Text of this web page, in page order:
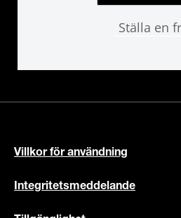
Ställa en
Villkor för användning
Integritetsmeddelande